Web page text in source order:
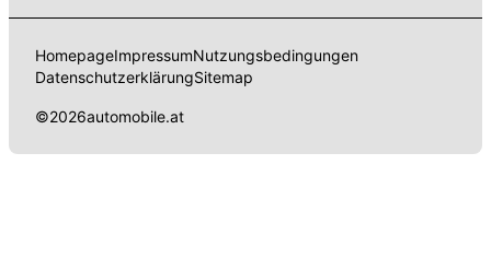
HomepageImpressumNutzungsbedingungen
DatenschutzerklärungSitemap
©2026automobile.at